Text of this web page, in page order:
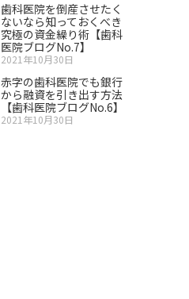
歯科医院を倒産させたく
ないなら知っておくべき
究極の資金繰り術【歯科
医院ブログNo.7】
2021年10月30日
赤字の歯科医院でも銀行
から融資を引き出す方法
【歯科医院ブログNo.6】
2021年10月30日